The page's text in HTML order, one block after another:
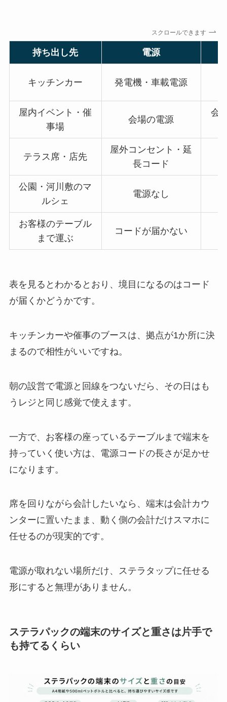
スクロールできます
持ち出し先 電源
キッチンカー 発電機・車載電源
屋内イベント・催
事場
会場の電源
会
テラス席・店先
屋外コンセント・延
長コード
公園・河川敷のマ
ルシェ
電源なし
お客様のテーブル
まで運ぶ
コードが届かない
表を見るとわかるとおり、境目になるのはコード
が届くかどうかです。
キッチンカーや催事のブースは、拠点が1か所に決
まるので相性がいいですね。
朝の設営で電源と回線をつないだら、その日はも
うレジと同じ感覚で使えます。
一方で、お客様の座っているテーブルまで端末を
持っていく使い方は、電源コードの長さが足かせ
になります。
席を回りながら会計したいなら、端末は会計カウ
ンターに置いたまま、動く側の会計だけスマホに
任せるのが現実的です。
電源が取れない場所だけ、ステラタップに任せる
形にすると無理がありません。
ステラパックの端末のサイズと重さは片手で
も持てるくらい